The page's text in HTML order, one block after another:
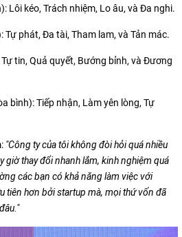
Lôi kéo, Trách nhiệm, Lo âu, và Đa nghi.
phát, Đa tài, Tham lam, và Tản mác.
tin, Quả quyết, Bướng bỉnh, và Đương
bình): Tiếp nhận, Làm yên lòng, Tự
"Công ty của tôi không đòi hỏi quá nhiều
giờ thay đổi nhanh lắm, kinh nghiệm quá
các bạn có khả năng làm việc với
tiên hơn bởi startup mà, mọi thứ vốn đã